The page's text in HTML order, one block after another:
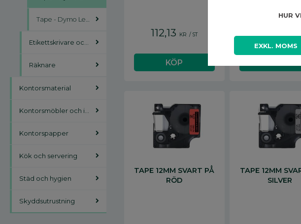
112,13 KR / ST KR /
TAPE 12MM SVART PÅ
RÖD
TAPE 12MM
SILVER
Tape - Dymo LetraTag
Etikettskrivare och etiketter
Räknare
Kontorsmaterial
Kontorsmöbler och inredning
Kontorspapper
Kök och servering
Städ och hygien
Skyddsutrustning
HUR
EXKL. MOMS